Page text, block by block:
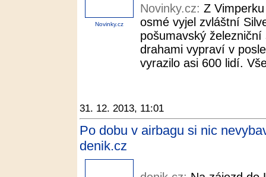
Novinky.cz
Novinky.cz: Z
osmé vyjel zvláštní
pošumavský
drahami vypraví v
vyrazilo asi 600 lidí.
31. 12. 2013, 11:01
Po dobu v airbagu si nic
denik.cz